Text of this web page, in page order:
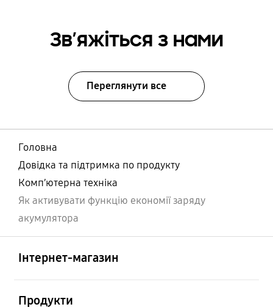
Зв’яжіться з нами
Переглянути все
Головна
Довідка та підтримка по продукту
Комп’ютерна техніка
Як активувати функцію економії заряду
акумулятора
Інтернет-магазин
Продукти